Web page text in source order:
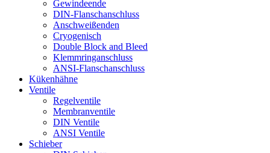
Gewindeende
DIN-Flanschanschluss
Anschweißenden
Cryogenisch
Double Block and Bleed
Klemmringanschluss
ANSI-Flanschanschluss
Kükenhähne
Ventile
Regelventile
Membranventile
DIN Ventile
ANSI Ventile
Schieber